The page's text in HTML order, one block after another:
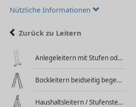
Nützliche Informationen
Zurück zu Leitern
Anlegeleitern mit Stufen oder Sprossen
Bockleitern beidseitig begehbar
Haushaltsleitern / Stufenstehleitern